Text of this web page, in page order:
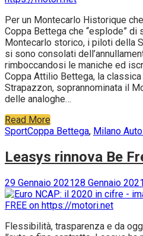
Per un Montecarlo Historique
Coppa Bettega che “esplode”
Montecarlo storico, i piloti della
si sono consolati
rimboccandosi le maniche ed
Coppa Attilio Bettega, la
Strapazzon, soprannominata il
delle analoghe…
Read More
SportCoppa Bettega, Milano
Leasys rinnova Be
29 Gennaio 202128 Gennaio 2021
Flessibilità, trasparenza e da